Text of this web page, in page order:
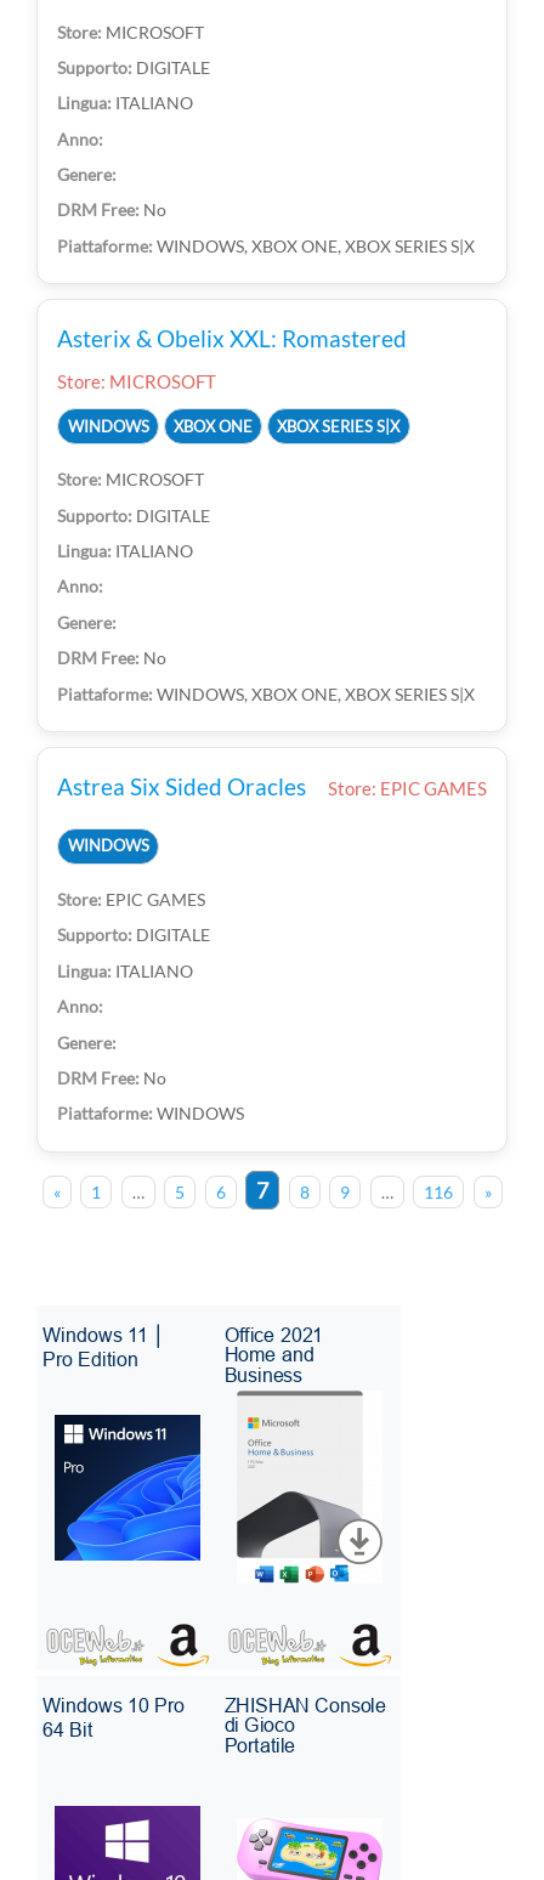
MICROSOFT
DIGITALE
ITALIANO
No
WINDOWS, XBOX ONE, XBOX SERIES S|X
Asterix & Obelix XXL: Romastered
Store: MICROSOFT
WINDOWS XBOX ONE XBOX SERIES S|X
MICROSOFT
DIGITALE
ITALIANO
No
WINDOWS, XBOX ONE, XBOX SERIES S|X
Astrea Six Sided Oracles Store: EPIC GAMES
WINDOWS
EPIC GAMES
DIGITALE
ITALIANO
No
WINDOWS
« 1 … 5 6 7 8 9 … 116 »